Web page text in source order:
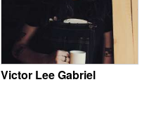
Victor Lee Gabriel